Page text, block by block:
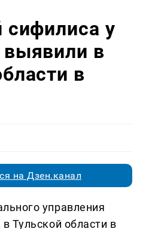
сифилиса у
выявили в
в
на Дзен.канал
управления
Тульской области в